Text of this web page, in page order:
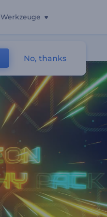
Werkzeuge
No, thanks